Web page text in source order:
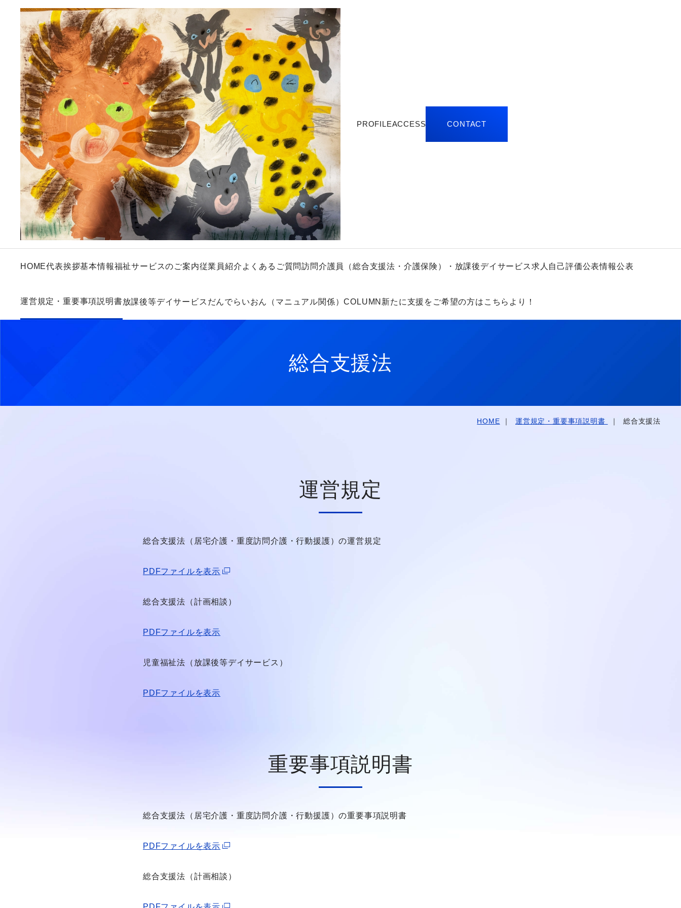
PROFILEACCESS CONTACT
HOME代表挨拶基本情報福祉サービスのご案内従業員紹介 よくあるご質問訪問介護員（総合支援法・介護保険）・放課後デイサービス求人 自己評価公表情報公表
運営規定・重要事項説明書放課後等デイサービスだんでらいおん（マニュアル関係）COLUMN 新たに支援をご希望の方はこちらより！
総合支援法
HOME 運営規定・重要事項説明書 総合支援法
運営規定
総合支援法（居宅介護・重度訪問介護・行動援護）の運営規定
PDFファイルを表示
総合支援法（計画相談）
PDFファイルを表示
児童福祉法（放課後等デイサービス）
PDFファイルを表示
重要事項説明書
総合支援法（居宅介護・重度訪問介護・行動援護）の重要事項説明書
PDFファイルを表示
総合支援法（計画相談）